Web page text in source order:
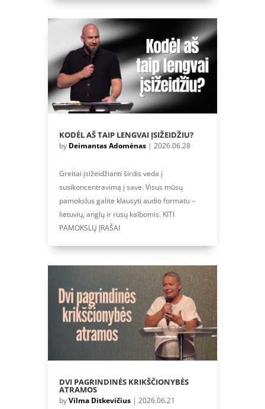
KODĖL AŠ TAIP LENGVAI ĮSIŽEIDŽIU?
by Deimantas Adomėnas| 2026.06.28
Greitai įsižeidžianti širdis veda į
susikoncentravimą į save. Visus mūsų
pamokslus galite klausyti audio formatu –
lietuvių, anglų ir rusų kalbomis. KITI
PAMOKSLŲ ĮRAŠAI
DVI PAGRINDINĖS KRIKŠČIONYBĖS
ATRAMOS
byVilma Ditkevičius| 2026.06.21